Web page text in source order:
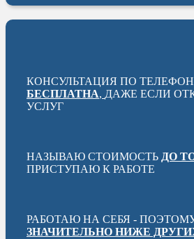
КОНСУЛЬТАЦИЯ ПО
БЕСПЛАТНА, ДАЖЕ ЕСЛИ
УСЛУГ
НАЗЫВАЮ СТОИМОСТЬ ДО
ПРИСТУПАЮ К РАБОТЕ
РАБОТАЮ НА СЕБЯ -
ЗНАЧИТЕЛЬНО НИЖЕ